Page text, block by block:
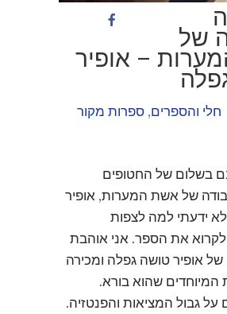
של
– אופיר
חלי והספרים, ספרות מקור
בשלום של החטופים
של אשת המערות, אופיר
ידעתי למה לצפות
את הספר. אני אוהבת
אופיר טושה גפלה ומכירה
שהוא בורא.
גבול המציאות והפנטזיה.